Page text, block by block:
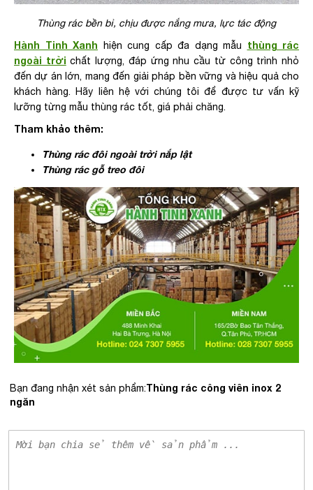
Thùng rác bền bỉ, chịu được nắng mưa, lực tác động
Hành Tinh Xanh hiện cung cấp đa dạng mẫu thùng rác
ngoài trời chất lượng, đáp ứng nhu cầu từ công trình nhỏ
đến dự án lớn, mang đến giải pháp bền vững và hiệu quả cho
khách hàng. Hãy liên hệ với chúng tôi để được tư vấn kỹ
lưỡng từng mẫu thùng rác tốt, giá phải chăng.
Tham khảo thêm:
Thùng rác đôi ngoài trời nắp lật
Thùng rác gỗ treo đôi
Bạn đang nhận xét sản phẩm:Thùng rác công viên inox 2
ngăn